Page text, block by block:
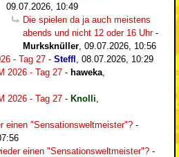
09.07.2026, 10:49
Die spielen da ja auch meistens
abends und nicht 12 oder 16 Uhr-
Murksknüller 09.07.2026, 10:56
- Tag 27 - Steffl
08.07.2026, 10:29
2026 - Tag 27 - haweka
2026 - Tag 27 - Knolli
einen "Sensationsweltmeister"? -
einen "Sensationsweltmeister"? -